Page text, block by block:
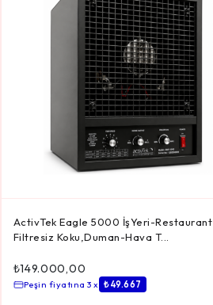
ActivTek Eagle 5000 İşYeri-Restaurant
Filtresiz Koku,Duman-Hava T...
₺149.000,00
Peşin fiyatına 3 x ₺ 49.667